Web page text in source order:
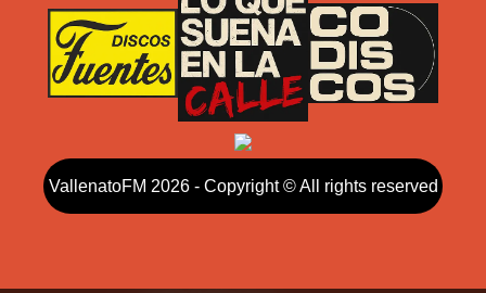
VallenatoFM 2026 - Copyright © All rights reserved